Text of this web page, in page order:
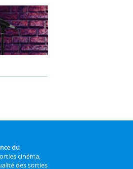
du
cinéma,
des sorties